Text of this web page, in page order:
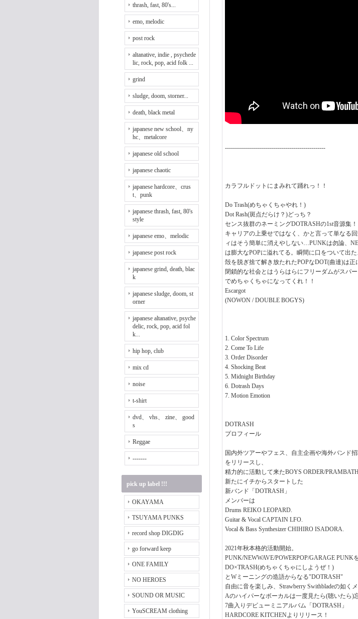
thrash, fast, 80's...
emo, melodic
post rock
altanative, indie , psychede
lic, rock, pop, acid folk ...
grind
sludge, doom, storner...
death, black metal
japanese new school、ny
hc、metalcore
japanese old school
japanese chaotic
japanese hardcore、crus
t、punk
japanese thrash, fast, 80's
style
japanese emo、melodic
japanese post rock
japanese grind, death, blac
k
japanese sludge, doom, st
orner
japanese altanative, psyche
delic, rock, pop, acid fol
k...
hip hop, club
mix cd
noise
t-shirt
dvd、 vhs、 zine、 good
s
Reggae
-------
pick up label !!!
OKAYAMA
TSUYAMA PUNKS
record shop DIGDIG
go forward keep
ONE FAMILY
NO HEROES
SOUND OR MUSIC
YouSCREAM clothing
--------------------------------------------------
カラフルドットにまみれて踊れっ！！
Do Trash(めちゃくちゃやれ！)
Dot Rash(斑点だらけ？)どっち？
センス抜群のネーミングDOTRASHの1st音源集！
キャリアの上乗せではなく、かと言って単なる
ィはそう簡単に消えやしない…PUNKは勿論、
は膨大なPOPに溢れてる。瞬間に口をついて出
殻を脱ぎ捨て解き放たれたPOPなDOT(曲達)は
閉鎖的な社会とはうらはらにフリーダムがスパ
でめちゃくちゃになってくれ！！
Escargot
(NOWON / DOUBLE BOGYS)
1. Color Spectrum
2. Come To Life
3. Order Disorder
4. Shocking Beat
5. Midnight Birthday
6. Dotrash Days
7. Motion Emotion
DOTRASH
プロフィール
国内外ツアーやフェス、自主企画や海外バンド
をリリースし、
精力的に活動して来たBOYS ORDER/
新たにイチからスタートした
新バンド「DOTRASH」
メンバーは
Drums REIKO LEOPARD.
Guitar & Vocal CAPTAIN LFO.
Vocal & Bass Synthesizer CHIHIRO ISADORA.
2021年秋本格的活動開始。
PUNK/NEWWAVE/POWERPOP/GARAGE
DO×TRASH(めちゃくちゃにしようぜ！)
とWミーニングの造語からなる"DOTRASH"
自由に音を楽しみ、Strawberry Swithbladeの如
Aのハイパーなボーカルは一度見たら(聴いたら)
7曲入りデビューミニアルバム「DOTRASH」
HARDCORE KITCHENよりリリース！